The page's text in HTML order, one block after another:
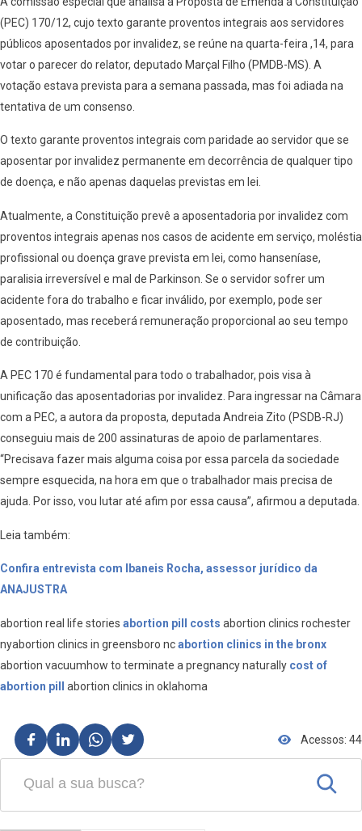
(PEC) 170/12, cujo texto garante proventos integrais aos servidores
públicos aposentados por invalidez, se reúne na quarta-feira ,14, para
votar o parecer do relator, deputado Marçal Filho (PMDB-MS). A
votação estava prevista para a semana passada, mas foi adiada na
tentativa de um consenso.
O texto garante proventos integrais com paridade ao servidor que se
aposentar por invalidez permanente em decorrência de qualquer tipo
de doença, e não apenas daquelas previstas em lei.
Atualmente, a Constituição prevê a aposentadoria por invalidez com
proventos integrais apenas nos casos de acidente em serviço, moléstia
profissional ou doença grave prevista em lei, como hanseníase,
paralisia irreversível e mal de Parkinson. Se o servidor sofrer um
acidente fora do trabalho e ficar inválido, por exemplo, pode ser
aposentado, mas receberá remuneração proporcional ao seu tempo
de contribuição.
A PEC 170 é fundamental para todo o trabalhador, pois visa à
unificação das aposentadorias por invalidez. Para ingressar na Câmara
com a PEC, a autora da proposta, deputada Andreia Zito (PSDB-RJ)
conseguiu mais de 200 assinaturas de apoio de parlamentares.
“Precisava fazer mais alguma coisa por essa parcela da sociedade
sempre esquecida, na hora em que o trabalhador mais precisa de
ajuda. Por isso, vou lutar até afim por essa causa”, afirmou a deputada.
Leia também:
Confira entrevista com Ibaneis Rocha, assessor jurídico da
ANAJUSTRA
abortion real life stories abortion pill costs abortion clinics rochester
nyabortion clinics in greensboro ncabortion clinics in the bronx
abortion vacuumhow to terminate a pregnancy naturally cost of
abortion pill
abortion clinics in oklahoma
Acessos: 44